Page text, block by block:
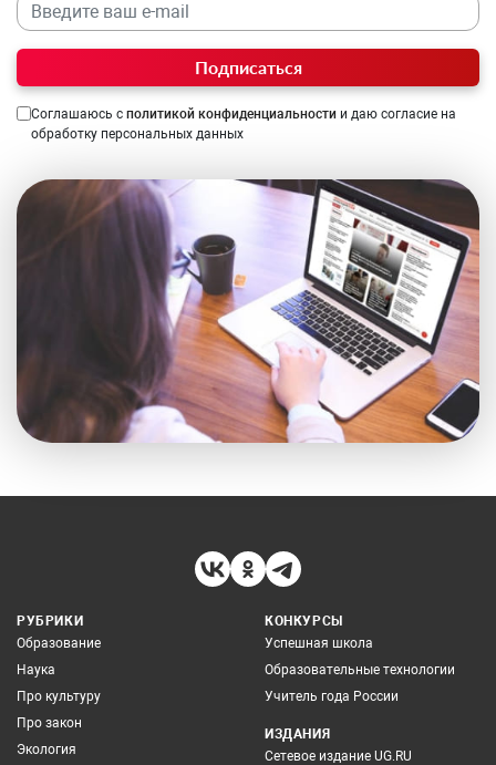
Подписаться
Соглашаюсь с политикой конфиденциальности и даю согласие на
обработку персональных данных
РУБРИКИ
Образование
Наука
Про культуру
Про закон
Экология
КОНКУРСЫ
Успешная школа
Образовательные технологии
Учитель года России
ИЗДАНИЯ
Сетевое издание UG.RU